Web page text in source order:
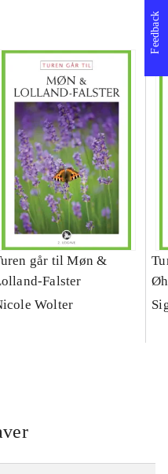
går til Møn &
Falster
Wolter
Feedback